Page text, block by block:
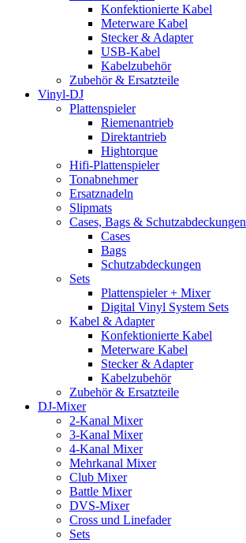
Konfektionierte Kabel
Meterware Kabel
Stecker & Adapter
USB-Kabel
Kabelzubehör
Zubehör & Ersatzteile
Vinyl-DJ
Plattenspieler
Riemenantrieb
Direktantrieb
Hightorque
Hifi-Plattenspieler
Tonabnehmer
Ersatznadeln
Slipmats
Cases, Bags & Schutzabdeckungen
Cases
Bags
Schutzabdeckungen
Sets
Plattenspieler + Mixer
Digital Vinyl System Sets
Kabel & Adapter
Konfektionierte Kabel
Meterware Kabel
Stecker & Adapter
Kabelzubehör
Zubehör & Ersatzteile
DJ-Mixer
2-Kanal Mixer
3-Kanal Mixer
4-Kanal Mixer
Mehrkanal Mixer
Club Mixer
Battle Mixer
DVS-Mixer
Cross und Linefader
Sets